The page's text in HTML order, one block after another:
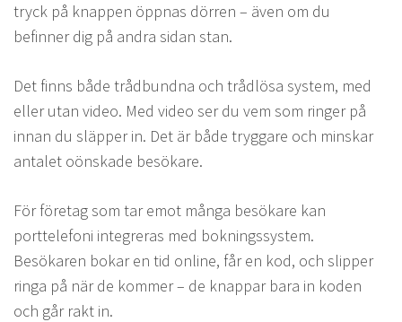
tryck på knappen öppnas dörren – även om du
befinner dig på andra sidan stan.
Det finns både trådbundna och trådlösa system, med
eller utan video. Med video ser du vem som ringer på
innan du släpper in. Det är både tryggare och minskar
antalet oönskade besökare.
För företag som tar emot många besökare kan
porttelefoni integreras med bokningssystem.
Besökaren bokar en tid online, får en kod, och slipper
ringa på när de kommer – de knappar bara in koden
och går rakt in.